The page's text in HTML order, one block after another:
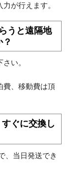
が行えます。
うと遠隔地
い。
費、移動費は頂
ぐに交換し
、当日発送でき